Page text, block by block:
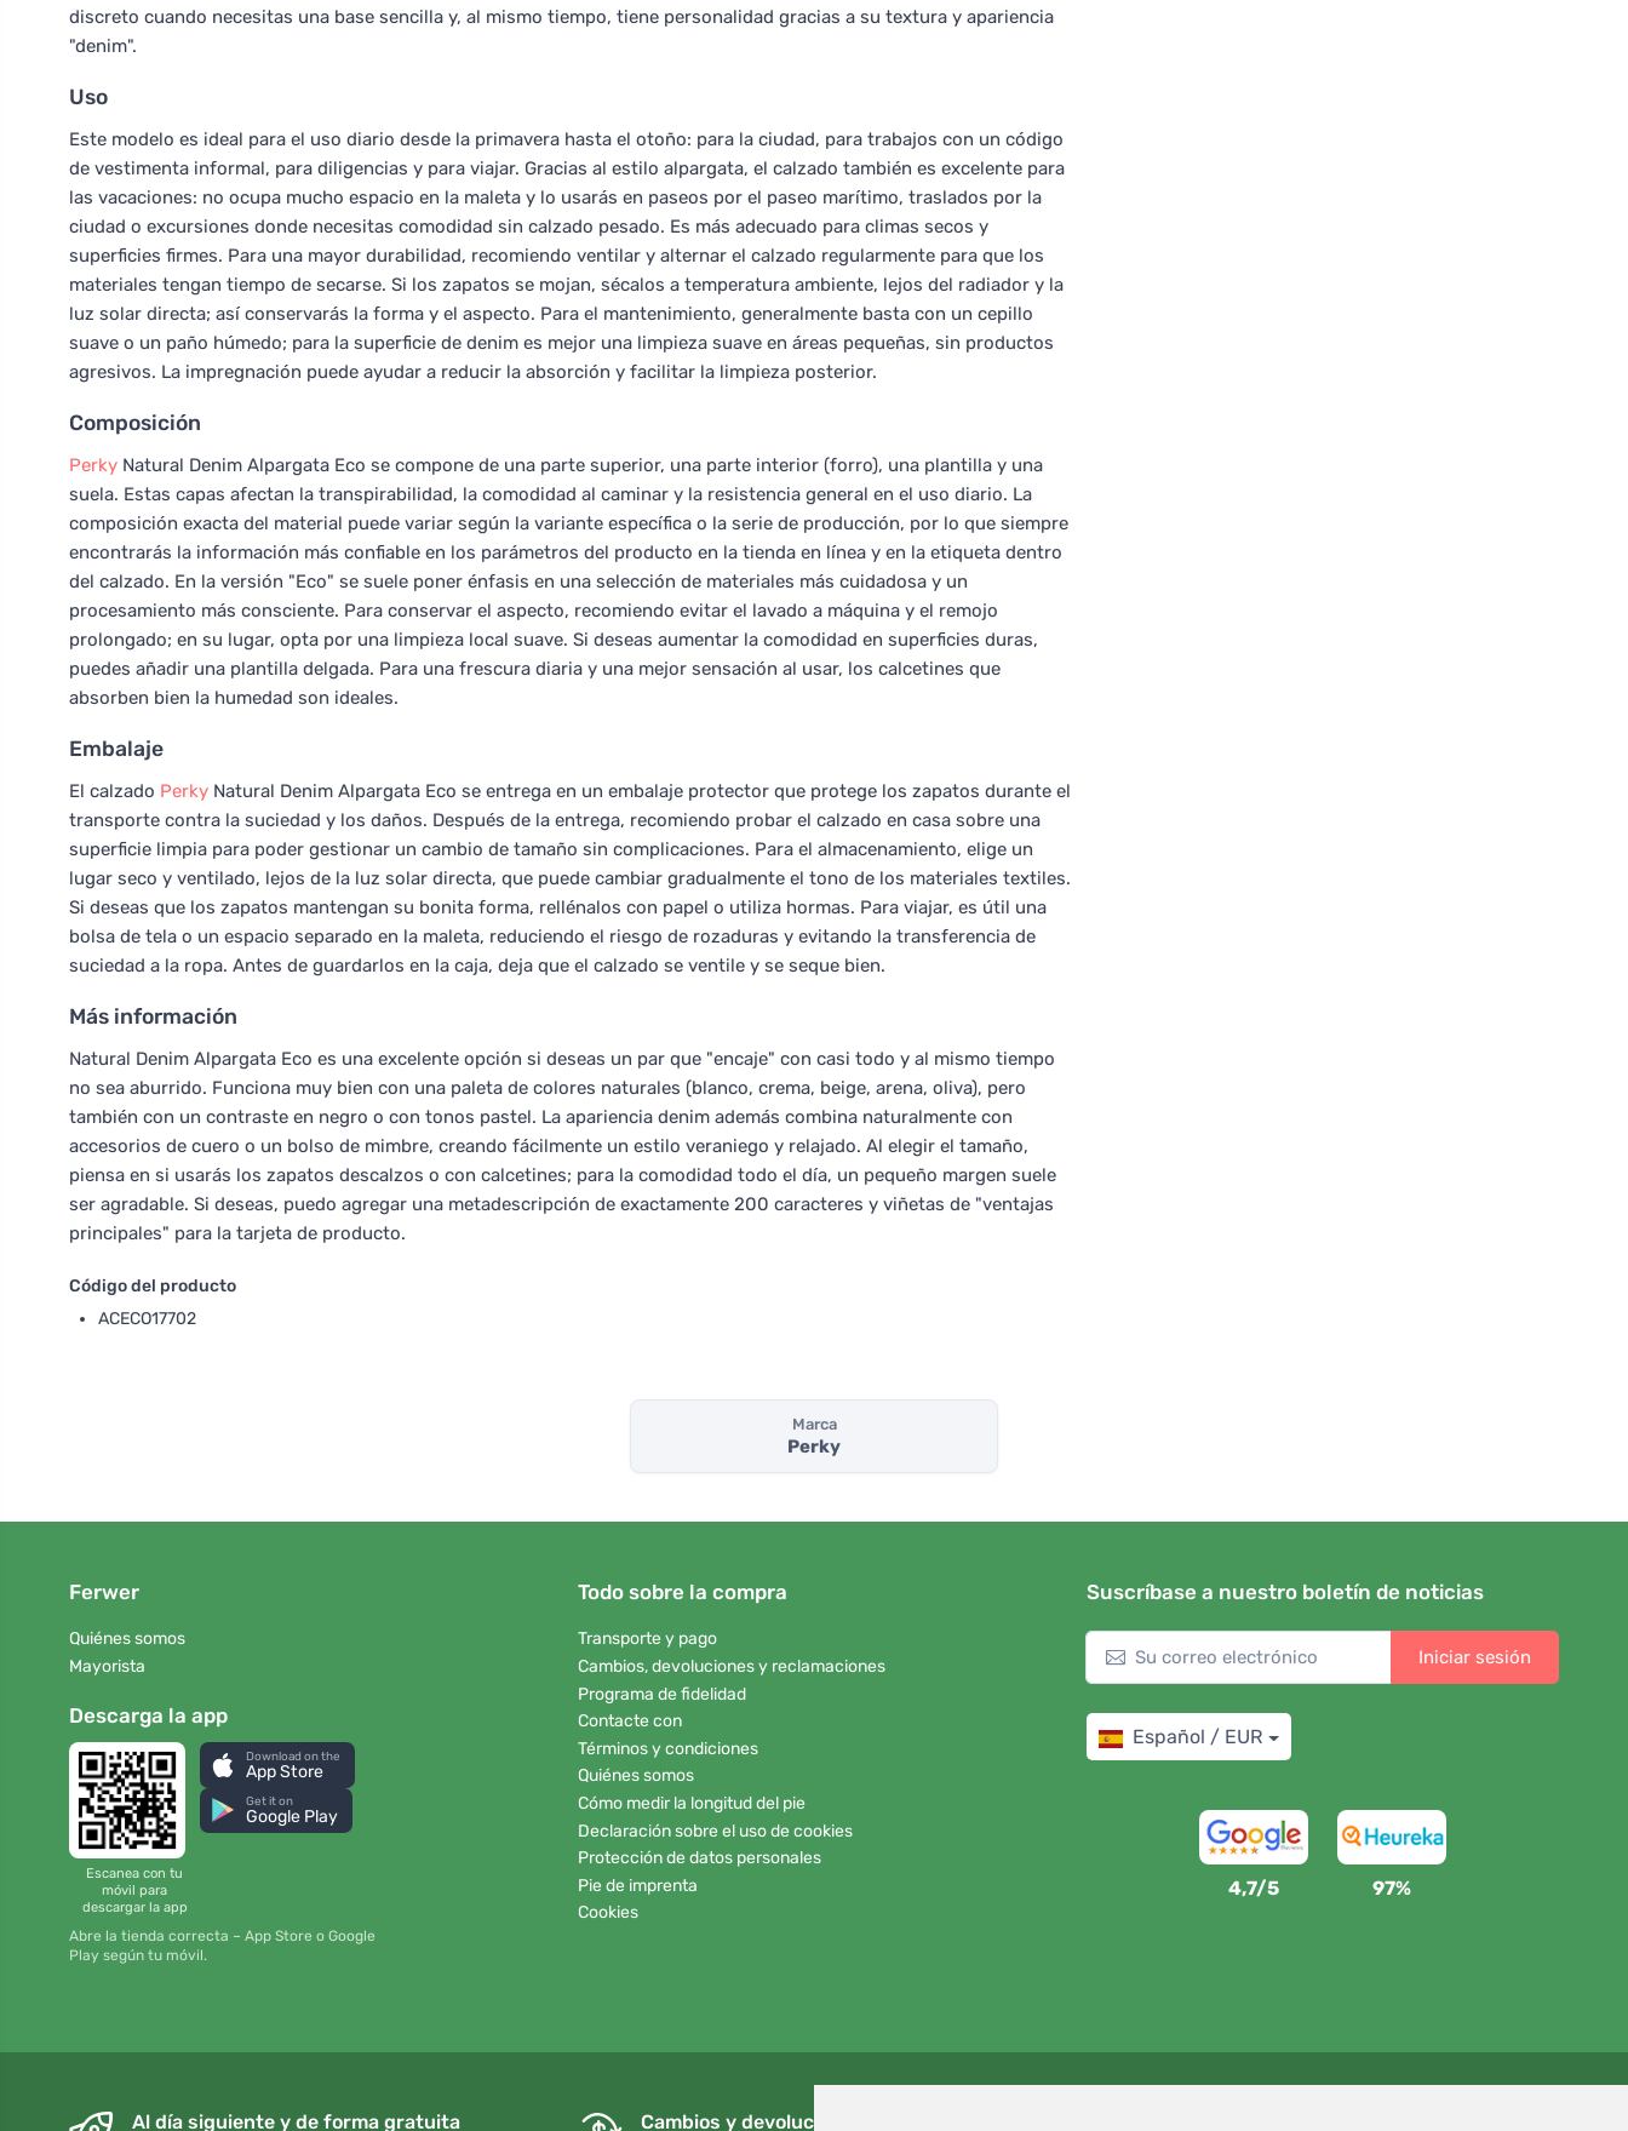
discreto cuando necesitas una base sencilla y, al mismo tiempo, tiene personalidad gracias a su textura y apariencia
"denim".
Uso
Este modelo es ideal para el uso diario desde la primavera hasta el otoño: para la ciudad, para trabajos con un código
de vestimenta informal, para diligencias y para viajar. Gracias al estilo alpargata, el calzado también es excelente para
las vacaciones: no ocupa mucho espacio en la maleta y lo usarás en paseos por el paseo marítimo, traslados por la
ciudad o excursiones donde necesitas comodidad sin calzado pesado. Es más adecuado para climas secos y
superficies firmes. Para una mayor durabilidad, recomiendo ventilar y alternar el calzado regularmente para que los
materiales tengan tiempo de secarse. Si los zapatos se mojan, sécalos a temperatura ambiente, lejos del radiador y la
luz solar directa; así conservarás la forma y el aspecto. Para el mantenimiento, generalmente basta con un cepillo
suave o un paño húmedo; para la superficie de denim es mejor una limpieza suave en áreas pequeñas, sin productos
agresivos. La impregnación puede ayudar a reducir la absorción y facilitar la limpieza posterior.
Composición
Perky Natural Denim Alpargata Eco se compone de una parte superior, una parte interior (forro), una plantilla y una
suela. Estas capas afectan la transpirabilidad, la comodidad al caminar y la resistencia general en el uso diario. La
composición exacta del material puede variar según la variante específica o la serie de producción, por lo que siempre
encontrarás la información más confiable en los parámetros del producto en la tienda en línea y en la etiqueta dentro
del calzado. En la versión "Eco" se suele poner énfasis en una selección de materiales más cuidadosa y un
procesamiento más consciente. Para conservar el aspecto, recomiendo evitar el lavado a máquina y el remojo
prolongado; en su lugar, opta por una limpieza local suave. Si deseas aumentar la comodidad en superficies duras,
puedes añadir una plantilla delgada. Para una frescura diaria y una mejor sensación al usar, los calcetines que
absorben bien la humedad son ideales.
Embalaje
El calzado Perky Natural Denim Alpargata Eco se entrega en un embalaje protector que protege los zapatos durante el
transporte contra la suciedad y los daños. Después de la entrega, recomiendo probar el calzado en casa sobre una
superficie limpia para poder gestionar un cambio de tamaño sin complicaciones. Para el almacenamiento, elige un
lugar seco y ventilado, lejos de la luz solar directa, que puede cambiar gradualmente el tono de los materiales textiles.
Si deseas que los zapatos mantengan su bonita forma, rellénalos con papel o utiliza hormas. Para viajar, es útil una
bolsa de tela o un espacio separado en la maleta, reduciendo el riesgo de rozaduras y evitando la transferencia de
suciedad a la ropa. Antes de guardarlos en la caja, deja que el calzado se ventile y se seque bien.
Más información
Natural Denim Alpargata Eco es una excelente opción si deseas un par que "encaje" con casi todo y al mismo tiempo
no sea aburrido. Funciona muy bien con una paleta de colores naturales (blanco, crema, beige, arena, oliva), pero
también con un contraste en negro o con tonos pastel. La apariencia denim además combina naturalmente con
accesorios de cuero o un bolso de mimbre, creando fácilmente un estilo veraniego y relajado. Al elegir el tamaño,
piensa en si usarás los zapatos descalzos o con calcetines; para la comodidad todo el día, un pequeño margen suele
ser agradable. Si deseas, puedo agregar una metadescripción de exactamente 200 caracteres y viñetas de "ventajas
principales" para la tarjeta de producto.
Código del producto
ACECO17702
Marca
Perky
Ferwer
Quiénes somos
Mayorista
Descarga la app
Escanea con tu
móvil para
descargar la app
Download on the
App Store
Get it on
Google Play
Abre la tienda correcta – App Store o Google
Play según tu móvil.
Todo sobre la compra
Transporte y pago
Cambios, devoluciones y reclamaciones
Programa de fidelidad
Contacte con
Términos y condiciones
Quiénes somos
Cómo medir la longitud del pie
Declaración sobre el uso de cookies
Protección de datos personales
Pie de imprenta
Cookies
Suscríbase a nuestro boletín de noticias
Iniciar sesión
Español / EUR
4,7/5 97%
Al día siguiente y de forma gratuita Cambios y devoluciones gratuitos